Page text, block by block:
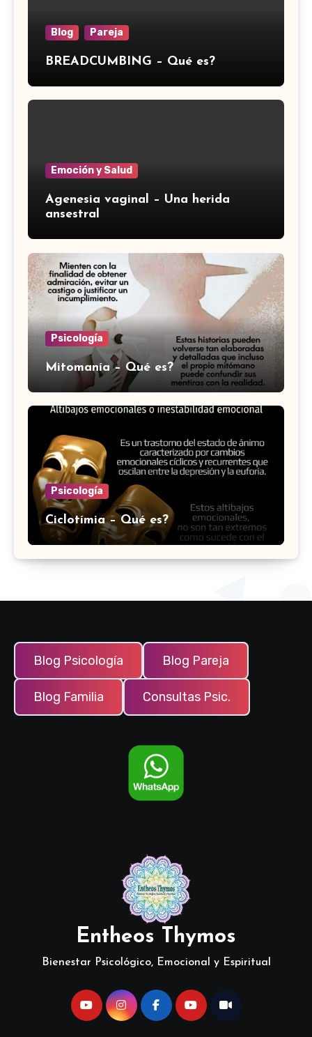
Blog Pareja
BREADCUMBING – Qué es?
Emoción y Salud
Agenesia vaginal – Una herida
ansestral
Psicología
Mitomanía – Qué es?
Psicología
Ciclotímia – Qué es?
Blog Psicología Blog Pareja
Blog Familia Consultas Psic.
Entheos Thymos
Bienestar Psicológico, Emocional y Espiritual